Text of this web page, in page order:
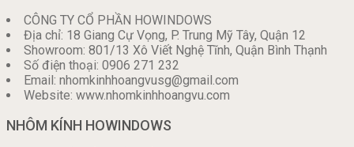
CÔNG TY CỔ PHẦN HOWINDOWS
Địa chỉ: 18 Giang Cự Vọng, P. Trung Mỹ Tây, Quận 12
Showroom: 801/13 Xô Viết Nghệ Tĩnh, Quận Bình Thạnh
Số điện thoại: 0906 271 232
Email: nhomkinhhoangvusg@gmail.com
Website: www.nhomkinhhoangvu.com
NHÔM KÍNH HOWINDOWS